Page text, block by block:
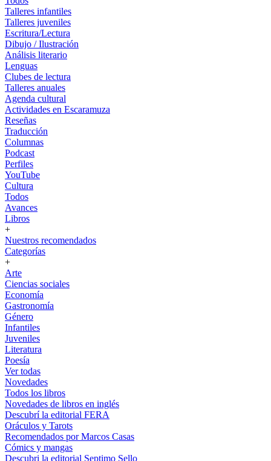
Talleres infantiles
Talleres juveniles
Escritura/Lectura
Dibujo / Ilustración
Análisis literario
Lenguas
Clubes de lectura
Talleres anuales
Agenda cultural
Actividades en Escaramuza
Reseñas
Traducción
Columnas
Podcast
Perfiles
YouTube
Cultura
Todos
Avances
Libros
+
Nuestros recomendados
Categorías
+
Arte
Ciencias sociales
Economía
Gastronomía
Género
Infantiles
Juveniles
Literatura
Poesía
Ver todas
Novedades
Todos los libros
Novedades de libros en inglés
Descubrí la editorial FERA
Oráculos y Tarots
Recomendados por Marcos Casas
Cómics y mangas
Descubri la editorial Septimo Sello